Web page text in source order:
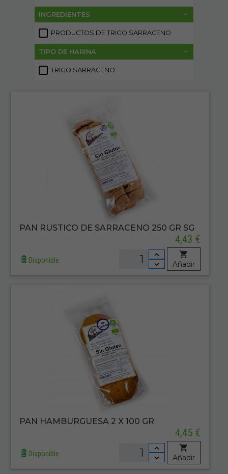
INGREDIENTES
PRODUCTOS DE TRIGO SARRACENO
TIPO DE HARINA
TRIGO SARRACENO
PAN RUSTICO DE SARRACENO 250 GR SG
4,43 €
Disponible Añadir
PAN HAMBURGUESA 2 X 100 GR
4,45 €
Disponible Añadir